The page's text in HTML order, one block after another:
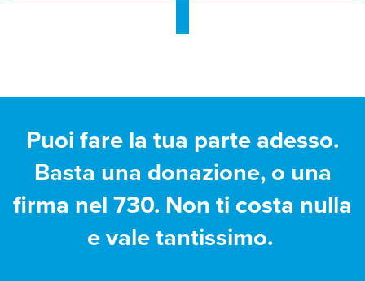
Puoi fare la tua parte adesso.
Basta una donazione, o una
firma nel 730. Non ti costa nulla
e vale tantissimo.